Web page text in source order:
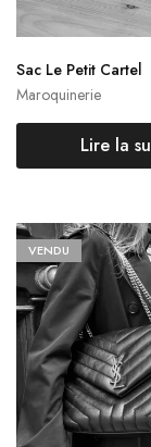
Maroquinerie
Sac Le Petit Cartel
Lire la
VENDU